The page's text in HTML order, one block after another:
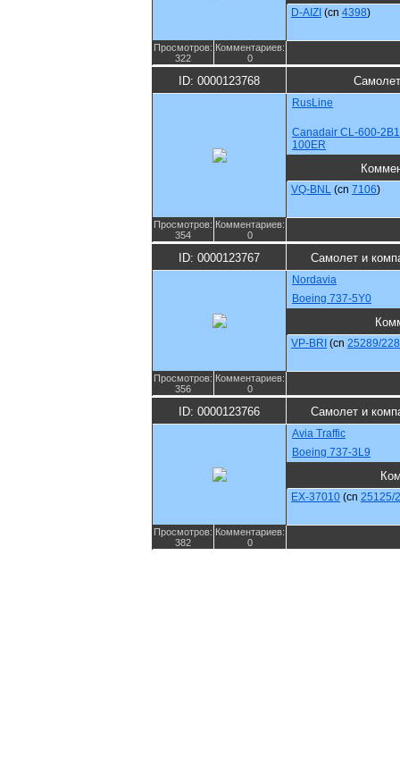
D-AIZI (cn 4398)
Просмотров:
322
Комментариев:
0
ID: 0000123768
RusLine
Canadair CL-600-
100ER
VQ-BNL (cn 7106)
Просмотров:
354
Комментариев:
0
ID: 0000123767 Самолет и
Nordavia
Boeing 737-5Y0
VP-BRI (cn 25289/
Просмотров:
356
Комментариев:
0
ID: 0000123766 Самолет и
Avia Traffic
Boeing 737-3L9
EX-37010 (cn 25125/
Просмотров:
382
Комментариев:
0